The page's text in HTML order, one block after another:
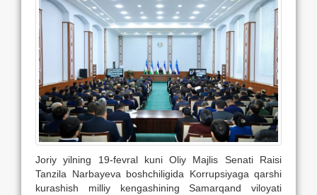
Joriy yilning 19-fevral kuni Oliy Majlis Senati Raisi
Tanzila Narbayeva boshchiligida Korrupsiyaga qarshi
kurashish milliy kengashining Samarqand viloyati